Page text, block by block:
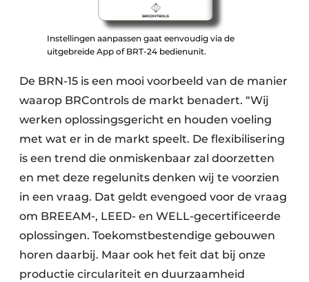
Instellingen aanpassen gaat eenvoudig via de
uitgebreide App of BRT-24 bedienunit.
De BRN-15 is een mooi voorbeeld van de manier
waarop BRControls de markt benadert. “Wij
werken oplossingsgericht en houden voeling
met wat er in de markt speelt. De flexibilisering
is een trend die onmiskenbaar zal doorzetten
en met deze regelunits denken wij te voorzien
in een vraag. Dat geldt evengoed voor de vraag
om BREEAM-, LEED- en WELL-gecertificeerde
oplossingen. Toekomstbestendige gebouwen
horen daarbij. Maar ook het feit dat bij onze
productie circulariteit en duurzaamheid